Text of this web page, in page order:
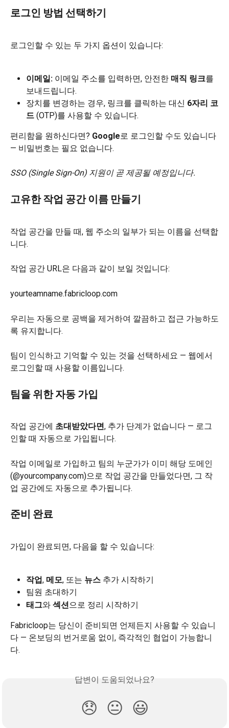
로그인 방법 선택하기
로그인할 수 있는 두 가지 옵션이 있습니다:
이메일: 이메일 주소를 입력하면, 안전한 매직 링크를
보내드립니다.
장치를 변경하는 경우, 링크를 클릭하는 대신 6자리 코
드 (OTP)를 사용할 수 있습니다.
편리함을 원하신다면? Google 로 로그인할 수도 있습니다
— 비밀번호는 필요 없습니다.
SSO (Single Sign-On) 지원이 곧 제공될 예정입니다.
고유한 작업 공간 이름 만들기
작업 공간을 만들 때, 웹 주소의 일부가 되는 이름을 선택합
니다.
작업 공간 URL은 다음과 같이 보일 것입니다:
yourteamname.fabricloop.com
우리는 자동으로 공백을 제거하여 깔끔하고 접근 가능하도
록 유지합니다.
팀이 인식하고 기억할 수 있는 것을 선택하세요 — 웹에서
로그인할 때 사용할 이름입니다.
팀을 위한 자동 가입
작업 공간에 초대받았다면, 추가 단계가 없습니다 — 로그
인할 때 자동으로 가입됩니다.
작업 이메일로 가입하고 팀의 누군가가 이미 해당 도메인
(@yourcompany.com)으로 작업 공간을 만들었다면, 그 작
업 공간에도 자동으로 추가됩니다.
준비 완료
가입이 완료되면, 다음을 할 수 있습니다:
작업, 메모, 또는 뉴스 추가 시작하기
팀원 초대하기
태그와 섹션 으로 정리 시작하기
Fabricloop는 당신이 준비되면 언제든지 사용할 수 있습니
다 — 온보딩의 번거로움 없이, 즉각적인 협업이 가능합니
다.
답변이 도움되었나요?
😞 😐 😃